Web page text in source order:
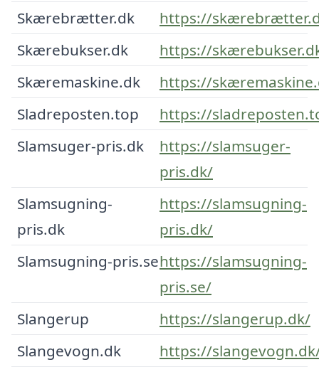
Skærebrætter.dk
https://
Skærebukser.dk
https://
Skæremaskine.dk
https://
Sladreposten.top
https://
Slamsuger-pris.dk
https://slamsuger-
pris.dk/
Slamsugning-
pris.dk
https://slamsugning-
pris.dk/
Slamsugning-pris.sehttps://slamsugning-
pris.se/
Slangerup
https://slangerup.dk/
Slangevogn.dk
https://